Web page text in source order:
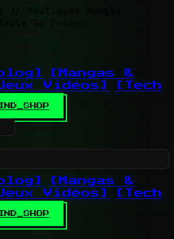
// Boutiques Mangas
la France
[Mangas &
Vidéos]
[Tech
[Mangas &
Vidéos]
[Tech